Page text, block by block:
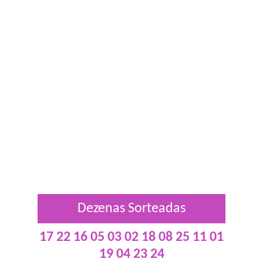
Dezenas Sorteadas
17 22 16 05 03 02 18 08 25 11 01
19 04 23 24